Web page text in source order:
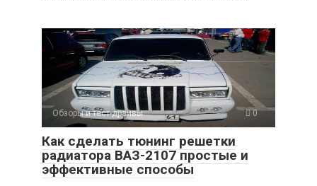
Обзоры и тест-драйвы 0
Как сделать тюнинг решетки
радиатора ВАЗ-2107 простые и
эффективные способы